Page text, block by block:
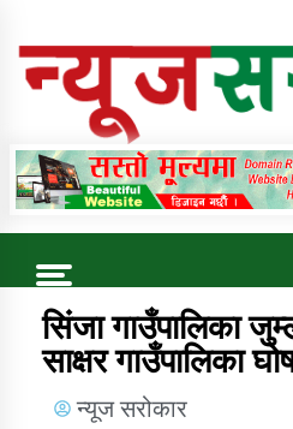
Online News Portal
Trending Now
कुषि बिकास
सिंजा गाउँपालिका
साक्षर गाउँपालिका
न्यूज सरोकार